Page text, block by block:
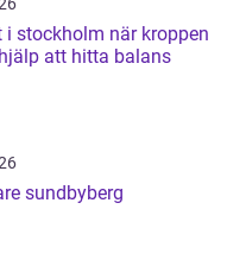
när kroppen
att hitta balans
sundbyberg